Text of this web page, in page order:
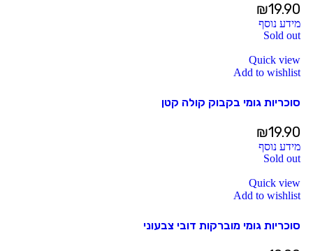
₪19.90
מידע נוסף
Sold out
Quick view
Add to wishlist
סוכריות גומי בקבוק קולה קטן
₪19.90
מידע נוסף
Sold out
Quick view
Add to wishlist
סוכריות גומי מוברקות דובי צבעוני